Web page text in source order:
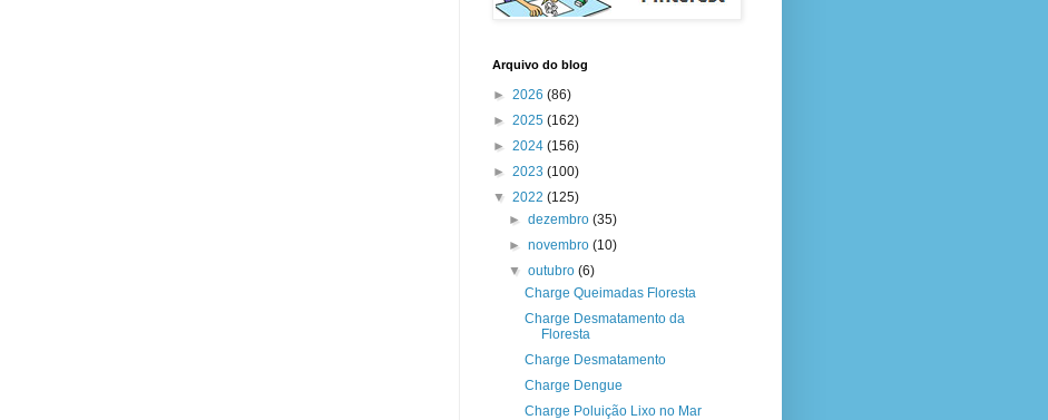
Arquivo do blog
► 2026 (86)
► 2025 (162)
► 2024 (156)
► 2023 (100)
▼ 2022 (125)
► dezembro (35)
► novembro (10)
▼ outubro (6)
Charge Queimadas Floresta
Charge Desmatamento da
Floresta
Charge Desmatamento
Charge Dengue
Charge Poluição Lixo no Mar